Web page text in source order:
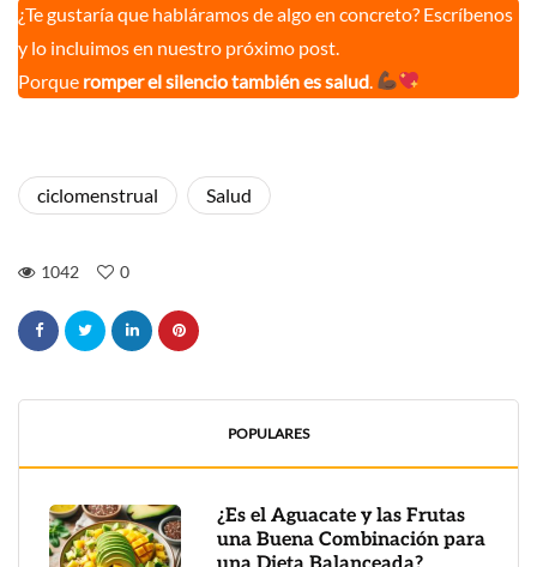
¿Te gustaría que habláramos de algo en concreto? Escríbenos
y lo incluimos en nuestro próximo post.
Porque romper el silencio también es salud
ciclomenstrual Salud
1042 0
POPULARES
¿Es el Aguacate y las Frutas
una Buena Combinación para